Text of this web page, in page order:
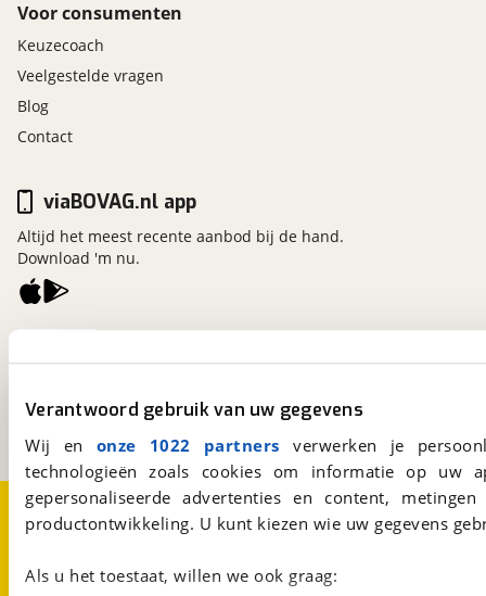
Verantwoord gebruik van uw gegevens
Wij en onze 1022 partners verwerken je
technologieën zoals cookies om informatie op
gepersonaliseerde advertenties en content,
productontwikkeling. U kunt kiezen wie uw gegevens
Als u het toestaat, willen we ook graag:
Voor consumenten
Keuzecoach
Veelgestelde vragen
Blog
Contact
Een initiatief van
viaBOVAG.nl app
Altijd het meest recente aanbod bij de hand.
Download 'm nu.
Over viaBOVAG.nlDisclaimer- en Privacyverklaring
CookievoorkeurenVacatures